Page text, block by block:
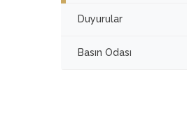
Duyurular
Basın Odası